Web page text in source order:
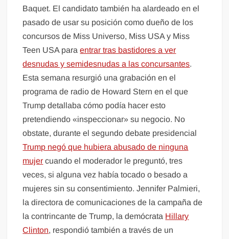
Baquet. El candidato también ha alardeado en el
pasado de usar su posición como dueño de los
concursos de Miss Universo, Miss USA y Miss
Teen USA paraentrar tras bastidores a ver
desnudas y semidesnudas a las concursantes.
Esta semana resurgió una grabación en el
programa de radio de Howard Stern en el que
Trump detallaba cómo podía hacer esto
pretendiendo «inspeccionar» su negocio. No
obstate, durante el segundo debate presidencial
Trump negó que hubiera abusado de ninguna
mujer cuando el moderador le preguntó, tres
veces, si alguna vez había tocado o besado a
mujeres sin su consentimiento. Jennifer Palmieri,
la directora de comunicaciones de la campaña de
la contrincante de Trump, la demócrata Hillary
Clinton, respondió también a través de un